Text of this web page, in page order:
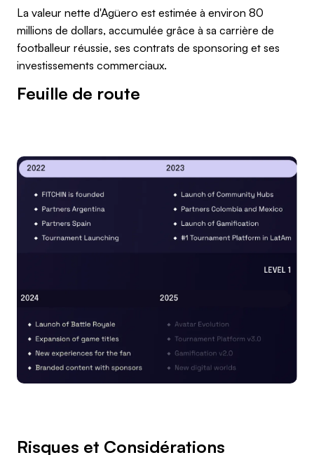
La valeur nette d'Agüero est estimée à environ 80
millions de dollars, accumulée grâce à sa carrière de
footballeur réussie, ses contrats de sponsoring et ses
investissements commerciaux.
Feuille de route
Risques et Considérations